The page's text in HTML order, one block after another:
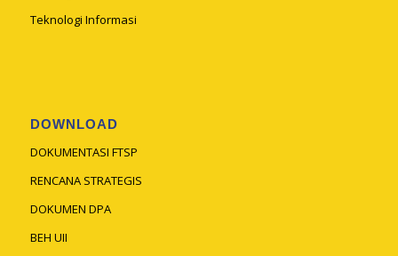
Teknologi Informasi
DOWNLOAD
DOKUMENTASI FTSP
RENCANA STRATEGIS
DOKUMEN DPA
BEH UII